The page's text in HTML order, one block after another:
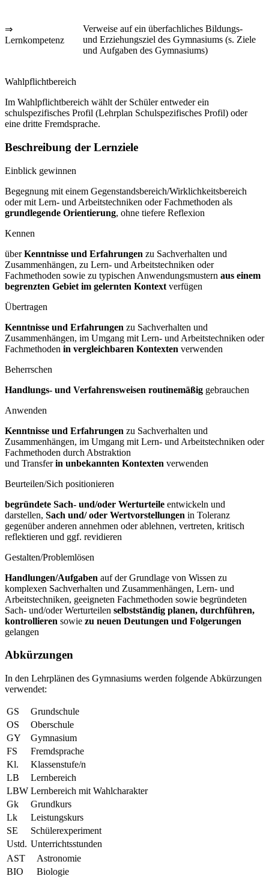
⇒
Lernkompetenz
Verweise auf ein überfachliches Bildungs-
und Erziehungsziel des Gymnasiums (s. Ziele
und Aufgaben des Gymnasiums)
Wahlpflichtbereich
Im Wahlpflichtbereich wählt der Schüler entweder ein
schulspezifisches Profil (Lehrplan Schulspezifisches Profil) oder
eine dritte Fremdsprache.
Beschreibung der Lernziele
Einblick gewinnen
Begegnung mit einem Gegenstandsbereich/Wirklichkeitsbereich
oder mit Lern- und Arbeitstechniken oder Fachmethoden als
grundlegende Orientierung, ohne tiefere Reflexion
Kennen
überKenntnisse und Erfahrungen zu Sachverhalten und
Zusammenhängen, zu Lern- und Arbeitstechniken oder
Fachmethoden sowie zu typischen Anwendungsmustern aus einem
begrenzten Gebiet im gelernten Kontext verfügen
Übertragen
Kenntnisse und Erfahrungen zu Sachverhalten und
Zusammenhängen, im Umgang mit Lern- und Arbeitstechniken oder
Fachmethoden in vergleichbaren Kontexten verwenden
Beherrschen
Handlungs- und Verfahrensweisen routinemäßig gebrauchen
Anwenden
Kenntnisse und Erfahrungen zu Sachverhalten und
Zusammenhängen, im Umgang mit Lern- und Arbeitstechniken oder
Fachmethoden durch Abstraktion
und Transferin unbekannten Kontexten verwenden
Beurteilen/Sich positionieren
begründete Sach- und/oder Werturteile entwickeln und
darstellen, Sach und/oder Wertvorstellungen in Toleranz
gegenüber anderen annehmen oder ablehnen, vertreten, kritisch
reflektieren und ggf. revidieren
Gestalten/Problemlösen
Handlungen/Aufgaben auf der Grundlage von Wissen zu
komplexen Sachverhalten und Zusammenhängen, Lern- und
Arbeitstechniken, geeigneten Fachmethoden sowie begründeten
Sach- und/oder Werturteilen selbstständig planen, durchführen,
kontrollieren sowie zu neuen Deutungen und Folgerungen
gelangen
Abkürzungen
In den Lehrplänen des Gymnasiums werden folgende Abkürzungen
verwendet:
GS
Grundschule
OS
Oberschule
GY
Gymnasium
FS
Fremdsprache
Kl.
Klassenstufe/n
LB
Lernbereich
LBW Lernbereich mit Wahlcharakter
Gk
Grundkurs
Lk
Leistungskurs
SE
Schülerexperiment
Ustd. Unterrichtsstunden
AST
Astronomie
BIO
Biologie